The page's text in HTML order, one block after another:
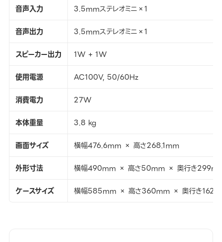
音声入力
3.5mmステレオミニ×1
音声出力
3.5mmステレオミニ×1
スピーカー出力
1W + 1W
使用電源
AC100V, 50/60Hz
消費電力
27W
本体重量
3.8 kg
画面サイズ
横幅476.6mm × 高さ268.1mm
外形寸法
横幅490mm × 高さ50mm × 奥行き
ケースサイズ
横幅585mm × 高さ360mm × 奥行き